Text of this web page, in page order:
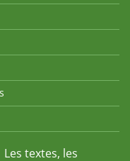
textes, les